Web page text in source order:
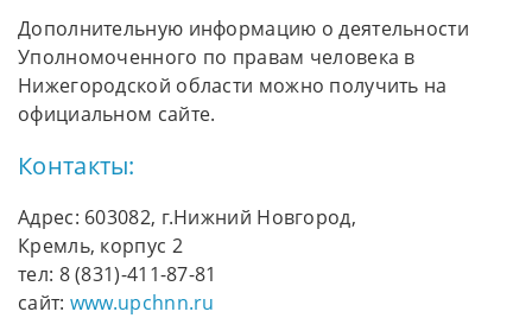
Дополнительную информацию о деятельности
Уполномоченного по правам человека в
Нижегородской области можно получить на
официальном сайте.
Контакты:
Адрес: 603082, г.Нижний Новгород,
Кремль, корпус 2
тел: 8 (831)-411-87-81
сайт: www.upchnn.ru